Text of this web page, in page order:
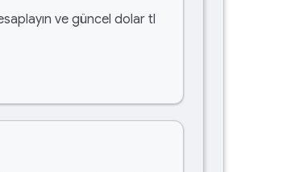
ve güncel dolar tl